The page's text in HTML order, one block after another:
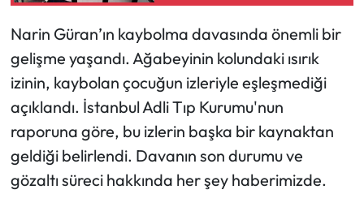
Narin Güran’ın kaybolma davasında önemli bir
gelişme yaşandı. Ağabeyinin kolundaki ısırık
izinin, kaybolan çocuğun izleriyle eşleşmediği
açıklandı. İstanbul Adli Tıp Kurumu'nun
raporuna göre, bu izlerin başka bir kaynaktan
geldiği belirlendi. Davanın son durumu ve
gözaltı süreci hakkında her şey haberimizde.
Ortaköy Haberleri
Osmancık Haberleri
Otomotiv
Resmi İlan